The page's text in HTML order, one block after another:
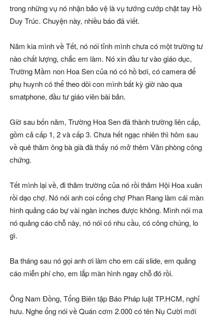
trong những vụ nó nhận bảo vệ là vụ tướng cướp chặt tay Hồ
Duy Trúc. Chuyện này, nhiều báo đã viết.
Năm kia mình về Tết, nó nói tỉnh mình chưa có một trường tư
nào chất lượng, chắc em làm. Nó xin đầu tư vào giáo dục,
Trường Mầm non Hoa Sen của nó có hồ bơi, có camera để
phụ huynh có thể theo dõi con mình bất kỳ giờ nào qua
smatphone, đầu tư giáo viên bài bản.
Giờ sau bốn năm, Trường Hoa Sen đã thành trường liên cấp,
gồm cả cấp 1, 2 và cấp 3. Chưa hết ngạc nhiên thì hôm sau
về quê thăm ông bà già đã thấy nó mở thêm Văn phòng công
chứng.
Tết mình lại về, đi thăm trường của nó rồi thăm Hội Hoa xuân
rồi dạo chợ. Nó nói anh coi cổng chợ Phan Rang làm cái màn
hình quảng cáo bự vài ngàn inches được không. Mình nói ma
nó quảng cáo chỗ này, nó nói có nhu cầu, có công chúng, lo
gì.
Ba tháng sau nó gọi anh ơi làm cho em cái slide, em quảng
cáo miễn phí cho, em lắp màn hình ngay chỗ đó rồi.
Ông Nam Đồng, Tổng Biên tập Báo Pháp luật TP.HCM, nghỉ
hưu. Nghe ổng nói về Quán cơm 2.000 có tên Nụ Cười mới